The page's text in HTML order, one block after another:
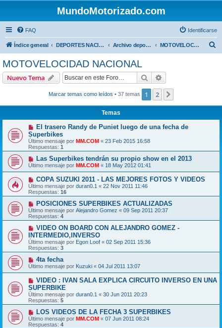
MundoMotorizado.com
FAQ Identificarse
Índice general DEPORTES NACIONALES Archivo deportes nacionales MOTOVELOCIDAD NACIONAL
MOTOVELOCIDAD NACIONAL
Nuevo Tema Buscar
Marcar temas como leídos • 37 temas 1 2
Temas
El trasero Randy de Puniet luego de una fecha de
Superbikes
Último mensaje por MM.COM « 23 Feb 2015 16:58
Respuestas: 1
Las Superbikes tendrán su propio show en el 2013
Último mensaje por MM.COM « 18 May 2012 01:41
COPA SUZUKI 2011 - LAS MEJORES FOTOS Y VIDEOS
Último mensaje por duran0.1 « 22 Nov 2011 11:46
Respuestas: 16
POSICIONES SUPERBIKES ACTUALIZADAS
Último mensaje por Alejandro Gomez « 09 Sep 2011 20:37
Respuestas: 4
VIDEO ON BOARD CON ALEJANDRO GOMEZ -
INTERMEDIO,INVERSO
Último mensaje por Egon Loof « 02 Sep 2011 15:36
Respuestas: 3
4ta fecha
Último mensaje por Kuzuki « 04 Jul 2011 13:07
VIDEO : IVAN SALA EXPLICA CIRCUITO INVERSO EN UNA
SUPERBIKE
Último mensaje por duran0.1 « 30 Jun 2011 20:23
Respuestas: 5
LOS VIDEOS DE LA FECHA 3 SUPERBIKES
Último mensaje por MM.COM « 07 Jun 2011 08:24
Respuestas: 4